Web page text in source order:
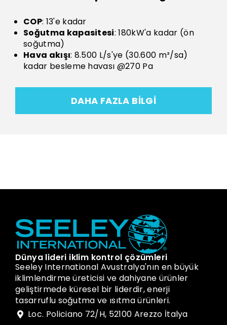
COP: 13'e kadar
Soğutma kapasitesi: 180kW'a kadar (ön
soğutma)
Hava akışı: 8.500 L/s'ye (30.600 m³/sa)
kadar besleme havası @270 Pa
DAHA FAZLA BILGI
Dünya lideri iklim kontrol çözümleri
Seeley International Avustralya'nın en büyük
iklimlendirme üreticisi ve dahiyane ürünler
geliştirmede küresel bir liderdir, enerji
tasarruflu soğutma ve ısıtma ürünleri.
Loc. Policiano 72/H, 52100 Arezzo İtalya